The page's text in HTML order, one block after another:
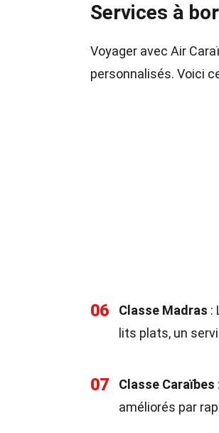
Services à
Voyager avec Air
personnalisés. Voici
06 Classe Madras :
lits plats, un
07 Classe Caraïbes
améliorés par